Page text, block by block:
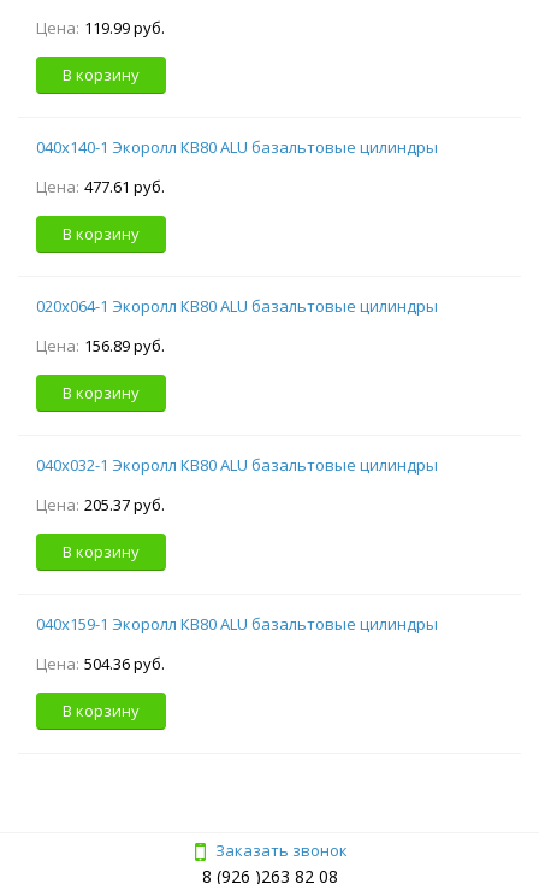
Цена: 119.99 руб.
В корзину
040х140-1 Экоролл КВ80 ALU базальтовые цилиндры
Цена: 477.61 руб.
В корзину
020х064-1 Экоролл КВ80 ALU базальтовые цилиндры
Цена: 156.89 руб.
В корзину
040х032-1 Экоролл КВ80 ALU базальтовые цилиндры
Цена: 205.37 руб.
В корзину
040х159-1 Экоролл КВ80 ALU базальтовые цилиндры
Цена: 504.36 руб.
В корзину
Заказать звонок
8 (926 )263 82 08